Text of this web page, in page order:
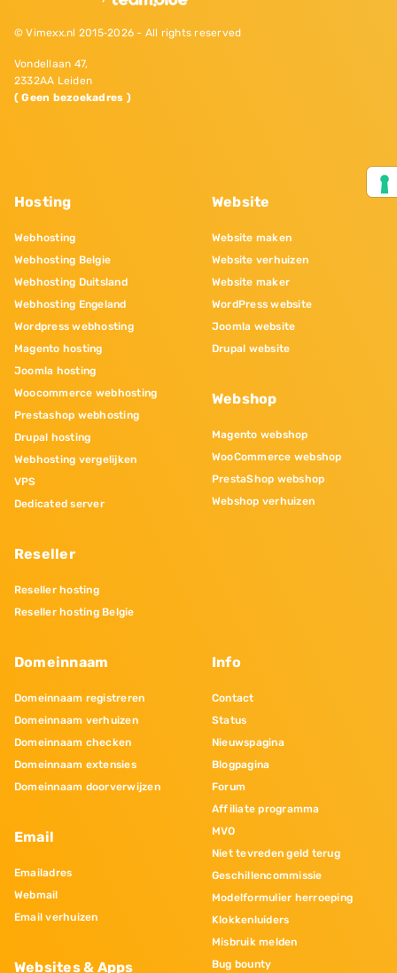
© Vimexx.nl 2015‐2026 - All rights reserved
Vondellaan 47,
2332AA Leiden
( Geen bezoekadres )
Hosting
Webhosting
Webhosting Belgie
Webhosting Duitsland
Webhosting Engeland
Wordpress webhosting
Magento hosting
Joomla hosting
Woocommerce webhosting
Prestashop webhosting
Drupal hosting
Webhosting vergelijken
VPS
Dedicated server
Reseller
Reseller hosting
Reseller hosting Belgie
Website
Website maken
Website verhuizen
Website maker
WordPress website
Joomla website
Drupal website
Webshop
Magento webshop
WooCommerce webshop
PrestaShop webshop
Webshop verhuizen
Domeinnaam
Domeinnaam registreren
Domeinnaam verhuizen
Domeinnaam checken
Domeinnaam extensies
Domeinnaam doorverwijzen
Email
Emailadres
Webmail
Email verhuizen
Websites & Apps
Info
Contact
Status
Nieuwspagina
Blogpagina
Forum
Affiliate programma
MVO
Niet tevreden geld terug
Geschillencommissie
Modelformulier herroeping
Klokkenluiders
Misbruik melden
Bug bounty